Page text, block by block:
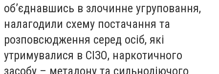
об’єднавшись в злочинне угруповання,
налагодили схему постачання та
розповсюдження серед осіб, які
утримувалися в СІЗО, наркотичного
засобу – метадону та сильнодіючого